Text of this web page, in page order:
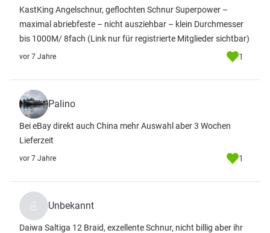
KastKing Angelschnur, geflochten Schnur Superpower –
maximal abriebfeste – nicht ausziehbar – klein Durchmesser
bis 1000M/ 8fach (Link nur für registrierte Mitglieder sichtbar)
vor 7 Jahre 1
Palino
Bei eBay direkt auch China mehr Auswahl aber 3 Wochen
Lieferzeit
vor 7 Jahre 1
Unbekannt
Daiwa Saltiga 12 Braid, exzellente Schnur, nicht billig aber ihr